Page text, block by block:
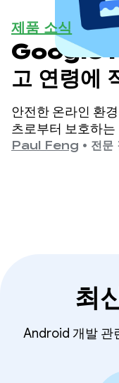
제품 소식
Google
고 연령에
안전한 온라인 환
츠로부터 보호하
입니다.
Paul Feng • 전문
최
Android 개발 관